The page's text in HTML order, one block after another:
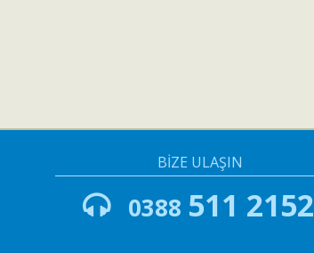
BİZE ULAŞIN
0388 511 2152